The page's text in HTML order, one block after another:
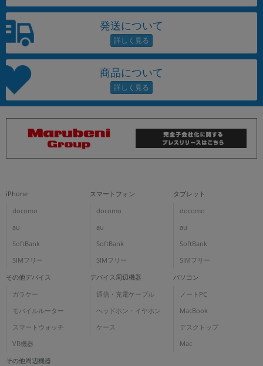
発送について
商品について
iPhone
docomo
au
SoftBank
SIMフリー
スマートフォン
docomo
au
SoftBank
SIMフリー
タブレット
docomo
au
SoftBank
SIMフリー
その他デバイス
ガラケー
モバイルルーター
スマートウォッチ
VR機器
デバイス周辺機器
通信・充電ケーブル
ヘッドホン・イヤホン
ケース
パソコン
ノートPC
MacBook
デスクトップ
Mac
その他周辺機器